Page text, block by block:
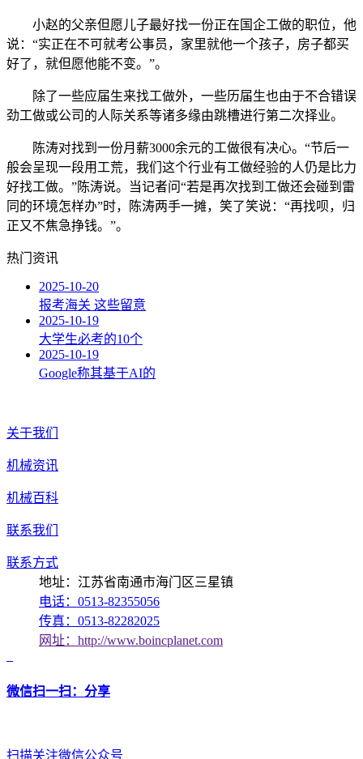
小赵的父亲但愿儿子最好找一份正在国企工做的职位，他
说：“实正在不可就考公事员，家里就他一个孩子，房子都买
好了，就但愿他能不变。”。
除了一些应届生来找工做外，一些历届生也由于不合错误
劲工做或公司的人际关系等诸多缘由跳槽进行第二次择业。
陈涛对找到一份月薪3000余元的工做很有决心。“节后一
般会呈现一段用工荒，我们这个行业有工做经验的人仍是比力
好找工做。”陈涛说。当记者问“若是再次找到工做还会碰到雷
同的环境怎样办”时，陈涛两手一摊，笑了笑说：“再找呗，归
正又不焦急挣钱。”。
热门资讯
2025-10-20
报考海关 这些留意
2025-10-19
大学生必考的10个
2025-10-19
Google称其基于AI的
关于我们
机械资讯
机械百科
联系我们
联系方式
地址：江苏省南通市海门区三星镇
电话：0513-82355056
传真：0513-82282025
网址：http://www.boincplanet.com
微信扫一扫：分享
扫描关注微信公众号